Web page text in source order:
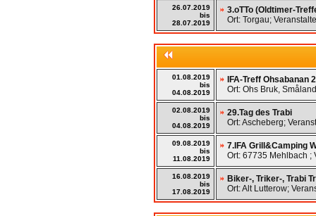
26.07.2019
bis
28.07.2019
3.oTTo (Oldtimer-
Ort: Torgau;
01.08.2019
bis
04.08.2019
IFA-Treff Ohsabanan
Ort: Ohs Bruk,
02.08.2019
bis
04.08.2019
29.Tag des Trabi
Ort: Ascheberg;
09.08.2019
bis
11.08.2019
7.IFA Grill&Camping
Ort: 67735 Mehlbach ;
16.08.2019
bis
17.08.2019
Biker-, Triker-, Trabi
Ort: Alt Lutterow;